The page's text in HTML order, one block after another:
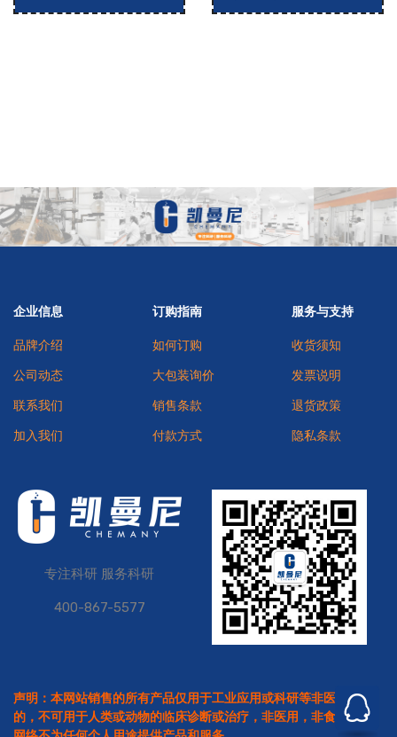
企业信息
品牌介绍
公司动态
联系我们
加入我们
订购指南
如何订购
大包装询价
销售条款
付款方式
服务与支持
收货须知
发票说明
退货政策
隐私条款
专注科研 服务科研
400-867-5577
声明：本网站销售的所有产品仅用于工业应用或科研等非医疗目
的，不可用于人类或动物的临床诊断或治疗，非医用，非食用。本